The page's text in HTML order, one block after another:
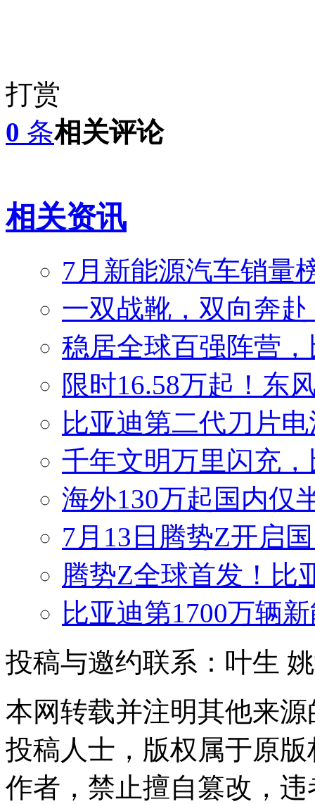
打赏
0 条相关评论
相关资讯
7月新能源汽车销量
一双战靴，双向奔
稳居全球百强阵营
限时16.58万起！东
比亚迪第二代刀片
千年文明万里闪充
海外130万起国内仅
7月13日腾势Z开启
腾势Z全球首发！比
比亚迪第1700万辆
投稿与邀约联系：叶生
本网转载并注明其他来
投稿人士，版权属于原
作者，禁止擅自篡改，